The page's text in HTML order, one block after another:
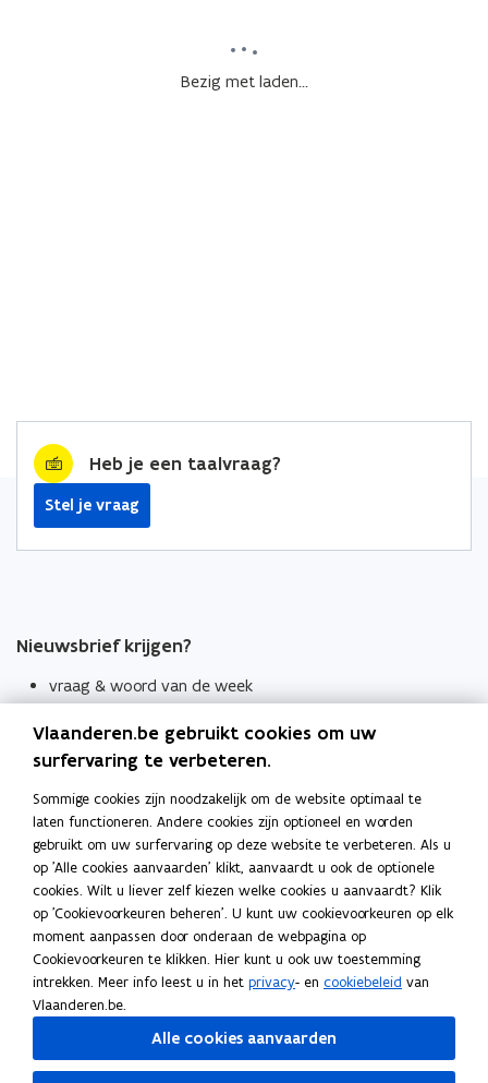
Bezig met laden...
Heb je een taalvraag?
Stel je vraag
Nieuwsbrief krijgen?
vraag & woord van de week
Schrijf je in
Thema's
Taaladviezen
Spellingregels
Tips voor duidelijke taal
Bekijk ook
Spellingtests
Boek- en webwijzer
Vlaanderen.be gebruikt cookies om uw
surfervaring te verbeteren.
Sommige cookies zijn noodzakelijk om de website optimaal te
laten functioneren. Andere cookies zijn optioneel en worden
gebruikt om uw surfervaring op deze website te verbeteren. Als u
op 'Alle cookies aanvaarden' klikt, aanvaardt u ook de optionele
cookies. Wilt u liever zelf kiezen welke cookies u aanvaardt? Klik
op 'Cookievoorkeuren beheren'. U kunt uw cookievoorkeuren op elk
moment aanpassen door onderaan de webpagina op
Cookievoorkeuren te klikken. Hier kunt u ook uw toestemming
intrekken. Meer info leest u in het privacy- en cookiebeleid van
Vlaanderen.be.
Alle cookies aanvaarden